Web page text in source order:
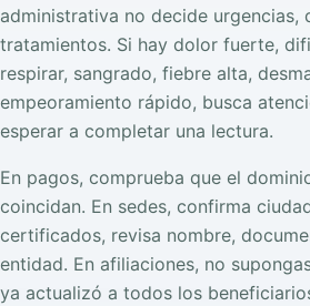
administrativa no decide urgencias,
tratamientos. Si hay dolor fuerte,
respirar, sangrado, fiebre alta,
empeoramiento rápido, busca
esperar a completar una lectura.
En pagos, comprueba que el
coincidan. En sedes, confirma
certificados, revisa nombre,
entidad. En afiliaciones, no
ya actualizó a todos los